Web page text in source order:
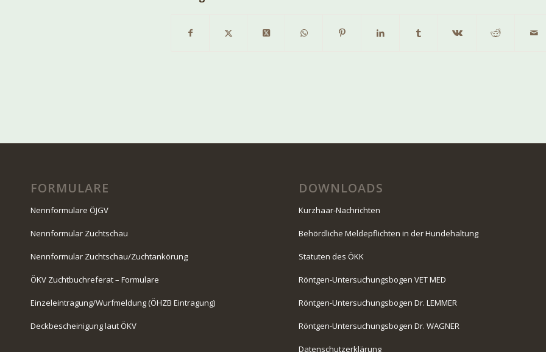
FORMULARE
Nennformulare ÖJGV
Nennformular Zuchtschau
Nennformular Zuchtschau/Zuchtankörung
ÖKV Zuchtbuchreferat – Formulare
Einzeleintragung/Wurfmeldung (ÖHZB Eintragung)
Deckbescheinigung laut ÖKV
DOWNLOADS
Kurzhaar-Nachrichten
Behördliche Meldepflichten in der Hundehaltung
Statuten des ÖKK
Röntgen-Untersuchungsbogen VET MED
Röntgen-Untersuchungsbogen Dr. LEMMER
Röntgen-Untersuchungsbogen Dr. WAGNER
Datenschutzerklärung